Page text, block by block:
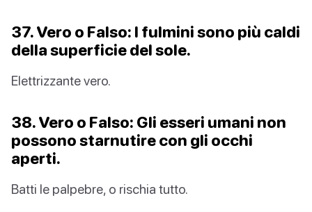
37. Vero o Falso: I fulmini sono più caldi
della superficie del sole.
Elettrizzante vero.
38. Vero o Falso: Gli esseri umani non
possono starnutire con gli occhi
aperti.
Batti le palpebre, o rischia tutto.